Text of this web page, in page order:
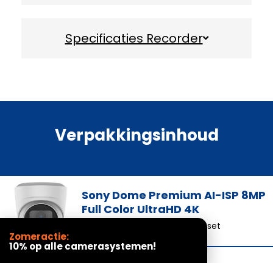
Specificaties Recorder
Verpakkingsinhoud
Sony Dome Premium AI-ISP 8MP
Full Color UltraHD 4K
Aantal camera’s gelijk aan uw set
Zomeractie:
10% op alle camerasystemen!